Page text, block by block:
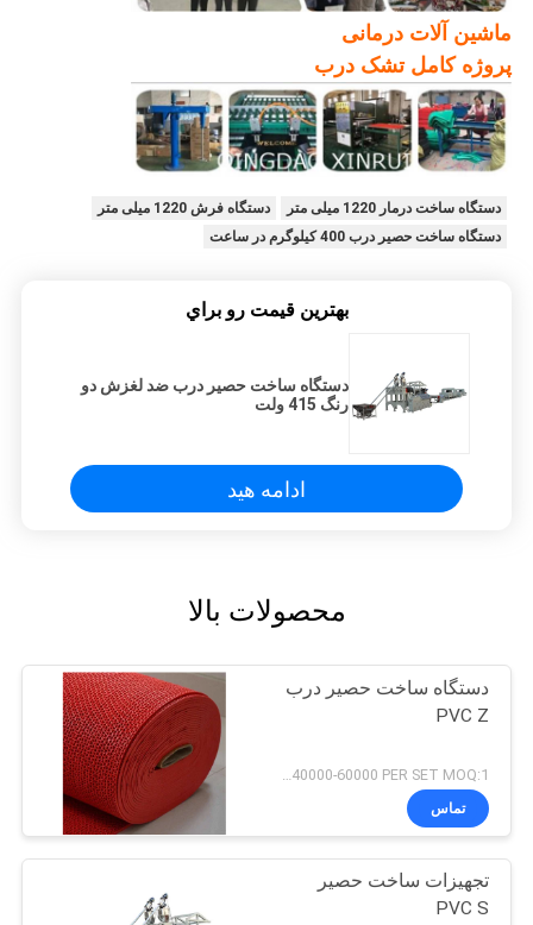
ماشین آلات درمانی
پروژه کامل تشک درب
دستگاه ساخت درمار 1220 میلی متر
دستگاه فرش 1220 میلی متر
دستگاه ساخت حصیر درب 400 کیلوگرم در ساعت
بهترين قيمت رو براي
دستگاه ساخت حصیر درب ضد لغزش دو
رنگ 415 ولت
ادامه هید
محصولات بالا
دستگاه ساخت حصیر درب
PVC Z
USD 40000-60000 PER SET MOQ:1 ست
تماس
تجهیزات ساخت حصیر
PVC S